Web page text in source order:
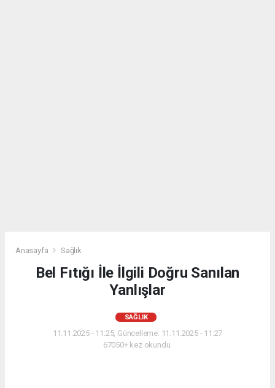
Anasayfa Sağlık
Bel Fıtığı İle İlgili Doğru Sanılan
Yanlışlar
SAĞLIK
11.11.2025 - 11:25, Güncelleme: 11.11.2025 - 11:27
67050+ kez okundu.